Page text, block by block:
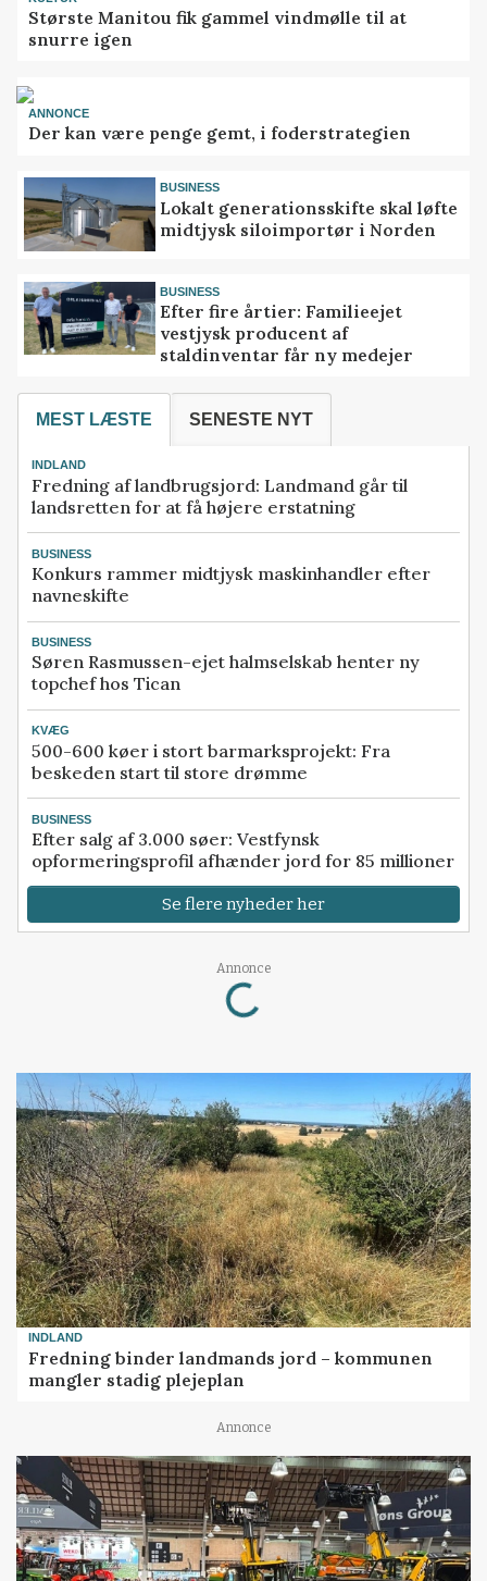
Største Manitou fik gammel vindmølle til at
snurre igen
ANNONCE
Der kan være penge gemt, i foderstrategien
BUSINESS
Lokalt generationsskifte skal løfte
midtjysk siloimportør i Norden
BUSINESS
Efter fire årtier: Familieejet
vestjysk producent af
staldinventar får ny medejer
MEST LÆSTE SENESTE NYT
INDLAND
Fredning af landbrugsjord: Landmand går til
landsretten for at få højere erstatning
BUSINESS
Konkurs rammer midtjysk maskinhandler efter
navneskifte
BUSINESS
Søren Rasmussen-ejet halmselskab henter ny
topchef hos Tican
KVÆG
500-600 køer i stort barmarksprojekt: Fra
beskeden start til store drømme
BUSINESS
Efter salg af 3.000 søer: Vestfynsk
opformeringsprofil afhænder jord for 85 millioner
Se flere nyheder her
Annonce
Loading...
INDLAND
Fredning binder landmands jord – kommunen
mangler stadig plejeplan
Annonce